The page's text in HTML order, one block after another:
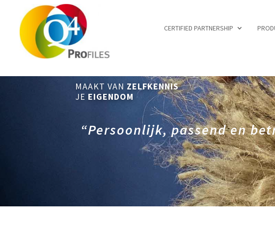
CERTIFIED PARTNERSHIP
MAAKT VAN ZELFKENNIS
JE EIGENDOM
“Persoonlijk, passend en